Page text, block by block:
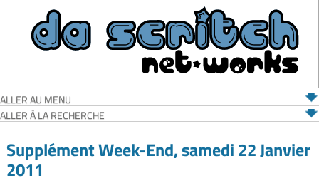
ALLER AU MENU
ALLER À LA RECHERCHE
Supplément Week-End, samedi 22 Janvier
2011